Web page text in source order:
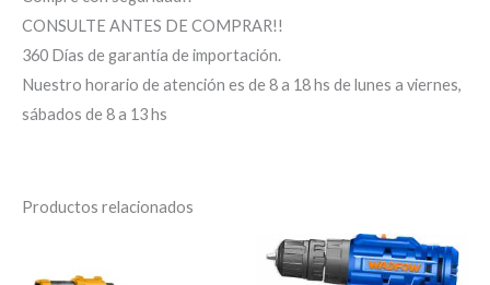
CONSULTE ANTES DE COMPRAR!!
360 Días de garantía de importación.
Nuestro horario de atención es de 8 a 18 hs de lunes a viernes,
sábados de 8 a 13 hs
Productos relacionados